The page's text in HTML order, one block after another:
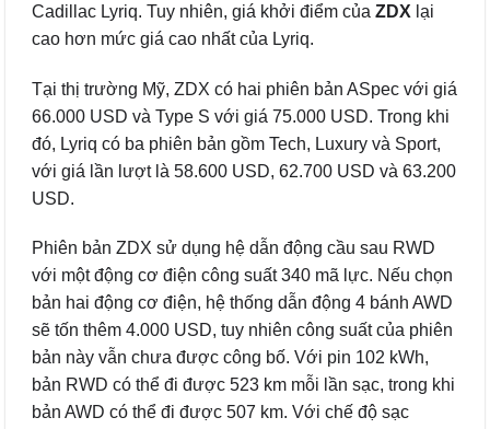
Cadillac Lyriq. Tuy nhiên, giá khởi điểm của ZDX lại
cao hơn mức giá cao nhất của Lyriq.
Tại thị trường Mỹ, ZDX có hai phiên bản ASpec với giá
66.000 USD và Type S với giá 75.000 USD. Trong khi
đó, Lyriq có ba phiên bản gồm Tech, Luxury và Sport,
với giá lần lượt là 58.600 USD, 62.700 USD và 63.200
USD.
Phiên bản ZDX sử dụng hệ dẫn động cầu sau RWD
với một động cơ điện công suất 340 mã lực. Nếu chọn
bản hai động cơ điện, hệ thống dẫn động 4 bánh AWD
sẽ tốn thêm 4.000 USD, tuy nhiên công suất của phiên
bản này vẫn chưa được công bố. Với pin 102 kWh,
bản RWD có thể đi được 523 km mỗi lần sạc, trong khi
bản AWD có thể đi được 507 km. Với chế độ sạc